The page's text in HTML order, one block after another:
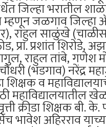
जिल्हा भरातील
जळगाव जिल्हा
राहुल साळुंखे
प्रा. प्रशांत
राहुल तांबे, गणेश
(भडगाव) नरेंद्र
शिक्षक व
महाविद्यालयातील
क्रीडा शिक्षक बी.
भावेश अहिरराव